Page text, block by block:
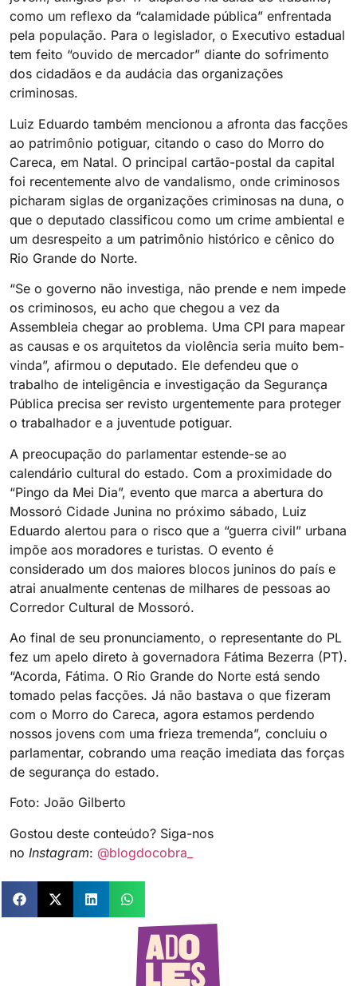
como um reflexo da “calamidade pública” enfrentada
pela população. Para o legislador, o Executivo estadual
tem feito “ouvido de mercador” diante do sofrimento
dos cidadãos e da audácia das organizações
criminosas.
Luiz Eduardo também mencionou a afronta das facções
ao patrimônio potiguar, citando o caso do Morro do
Careca, em Natal. O principal cartão-postal da capital
foi recentemente alvo de vandalismo, onde criminosos
picharam siglas de organizações criminosas na duna, o
que o deputado classificou como um crime ambiental e
um desrespeito a um patrimônio histórico e cênico do
Rio Grande do Norte.
“Se o governo não investiga, não prende e nem impede
os criminosos, eu acho que chegou a vez da
Assembleia chegar ao problema. Uma CPI para mapear
as causas e os arquitetos da violência seria muito bem-
vinda”, afirmou o deputado. Ele defendeu que o
trabalho de inteligência e investigação da Segurança
Pública precisa ser revisto urgentemente para proteger
o trabalhador e a juventude potiguar.
A preocupação do parlamentar estende-se ao
calendário cultural do estado. Com a proximidade do
“Pingo da Mei Dia”, evento que marca a abertura do
Mossoró Cidade Junina no próximo sábado, Luiz
Eduardo alertou para o risco que a “guerra civil” urbana
impõe aos moradores e turistas. O evento é
considerado um dos maiores blocos juninos do país e
atrai anualmente centenas de milhares de pessoas ao
Corredor Cultural de Mossoró.
Ao final de seu pronunciamento, o representante do PL
fez um apelo direto à governadora Fátima Bezerra (PT).
“Acorda, Fátima. O Rio Grande do Norte está sendo
tomado pelas facções. Já não bastava o que fizeram
com o Morro do Careca, agora estamos perdendo
nossos jovens com uma frieza tremenda”, concluiu o
parlamentar, cobrando uma reação imediata das forças
de segurança do estado.
Foto: João Gilberto
Gostou deste conteúdo? Siga-nos
no Instagram: @blogdocobra_